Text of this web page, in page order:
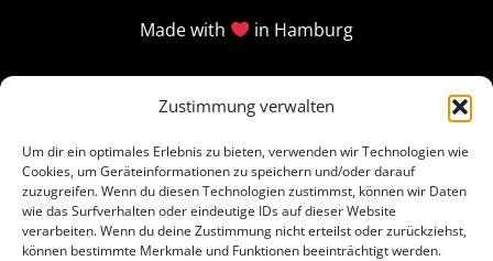
Zustimmung verwalten
Um dir ein optimales Erlebnis zu bieten, verwenden wir Technologien wie
Cookies, um Geräteinformationen zu speichern und/oder darauf
zuzugreifen. Wenn du diesen Technologien zustimmst, können wir Daten
wie das Surfverhalten oder eindeutige IDs auf dieser Website
verarbeiten. Wenn du deine Zustimmung nicht erteilst oder zurückziehst,
können bestimmte Merkmale und Funktionen beeinträchtigt werden.
Made with in Hamburg